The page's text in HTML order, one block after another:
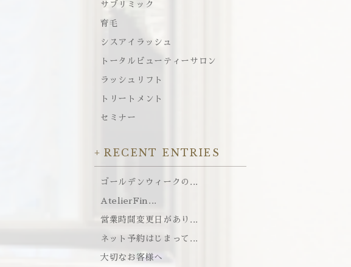
サブリミック
育毛
シスアイラッシュ
トータルビューティーサロン
ラッシュリフト
トリートメント
セミナー
RECENT ENTRIES
ゴールデンウィークの...
AtelierFin...
営業時間変更日があり...
ネット予約はじまって...
大切なお客様へ